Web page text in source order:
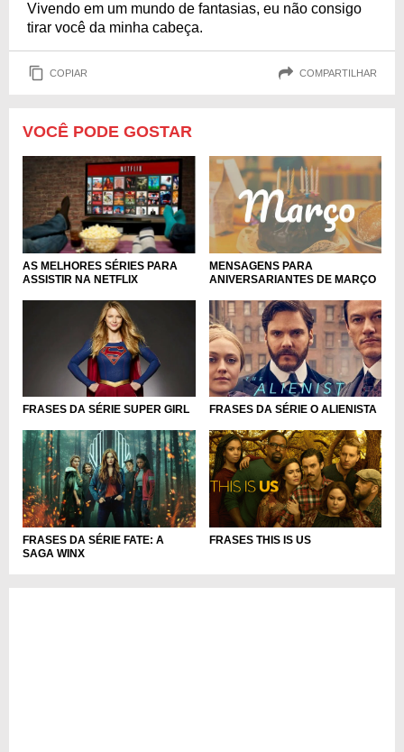
Vivendo em um mundo de fantasias, eu não consigo
tirar você da minha cabeça.
COPIAR COMPARTILHAR
VOCÊ PODE GOSTAR
AS MELHORES SÉRIES PARA
ASSISTIR NA NETFLIX
MENSAGENS PARA
ANIVERSARIANTES DE MARÇO
FRASES DA SÉRIE SUPER GIRL FRASES DA SÉRIE O ALIENISTA
FRASES DA SÉRIE FATE: A
SAGA WINX
FRASES THIS IS US